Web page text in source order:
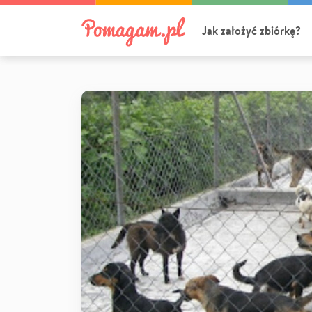
Jak założyć zbiórkę?